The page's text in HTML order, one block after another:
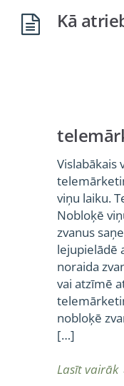
Kā
Vislabākais
viņu laiku.
Nobloķē
zvanus
lejupielādē
noraida
vai atzīmē
nobloķē
[…]
Lasīt vairāk